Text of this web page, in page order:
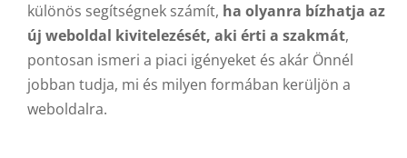
különös segítségnek számít, ha olyanra bízhatja az
új weboldal kivitelezését, aki érti a szakmát,
pontosan ismeri a piaci igényeket és akár Önnél
jobban tudja, mi és milyen formában kerüljön a
weboldalra.